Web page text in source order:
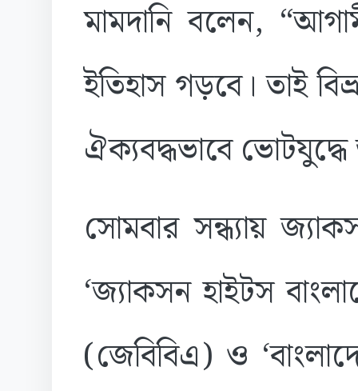
মামদানি বলেন,
ইতিহাস গড়বে। তাই
ঐক্যবদ্ধভাবে
সোমবার সন্ধ্যায়
‘জ্যাকসন হাইটস
(জেবিবিএ) ও